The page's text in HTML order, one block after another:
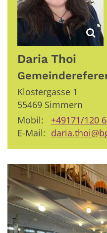
Daria Thoi
Klostergasse 1
55469 Simmern
Mobil:
+49171/120
E-Mail: